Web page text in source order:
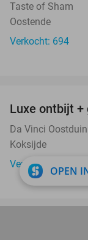
Taste of Sham
Oostende
Verkocht: 694
Luxe ontbijt +
Da Vinci
Koksijde
Verkocht: 442
OPEN